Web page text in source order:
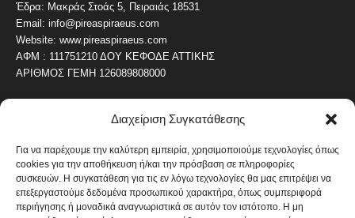
Διαχείριση Συγκατάθεσης
Για να παρέχουμε την καλύτερη εμπειρία, χρησιμοποιούμε τεχνολογίες όπως
cookies για την αποθήκευση ή/και την πρόσβαση σε πληροφορίες
συσκευών. Η συγκατάθεση για τις εν λόγω τεχνολογίες θα μας επιτρέψει να
επεξεργαστούμε δεδομένα προσωπικού χαρακτήρα, όπως συμπεριφορά
περιήγησης ή μοναδικά αναγνωριστικά σε αυτόν τον ιστότοπο. Η μη
Έδρα: Μακράς Στοάς 5, Πειραιάς 18531
Email: info@pireaspiraeus.com
Website: www.pireaspiraeus.com
ΑΦΜ : 111751210 ΔΟΥ ΚΕΦΟΔΕ ΑΤΤΙΚΗΣ
ΑΡΙΘΜΟΣ ΓΕΜΗ 126089808000
ΔΗΜΟΦΙΛΗ ΚΑΤΗΓΟΡΙΑ
ΝΕΑ ΤΟΥ ΠΕΙΡΑΙΑ
ΟΛΥΜΠΙΑΚΟΣ
ΑΛΛΑ ΚΟΙΝΩΝΙΚΑ